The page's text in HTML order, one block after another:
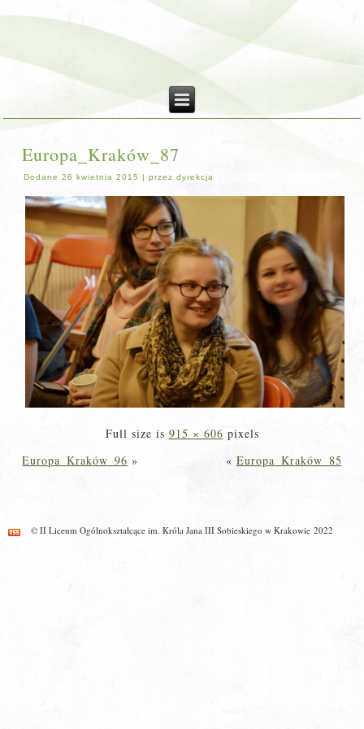
Europa_Kraków_87
Dodane 26 kwietnia 2015 |przez dyrekcja
Full size is 915 × 606 pixels
Europa_Kraków_96 » « Europa_Kraków_85
© II Liceum Ogólnokształcące im. Króla Jana III Sobieskiego w Krakowie 2022